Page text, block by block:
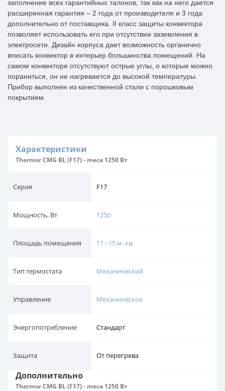
заполнение всех гарантийных талонов, так как на него дается
расширенная гарантия – 2 года от производителя и 3 года
дополнительно от поставщика. II класс защиты конвектора
позволяет использовать его при отсутствии заземления в
электросети. Дизайн корпуса дает возможность органично
вписать конвектор в интерьер большинства помещений. На
самом конвекторе отсутствуют острые углы, о которые можно
пораниться, он не нагревается до высокой температуры.
Прибор выполнен из качественной стали с порошковым
покрытием.
Характеристики
Thermor CMG BL (F17) - meca 1250 Вт
Серия F17
Мощность, Вт 1250
Площадь помещения 11 - 15 м. кв.
Тип термостата Механический
Управление Механическое
Энергопотребление Стандарт
Защита От перегрева
Дополнительно
Thermor CMG BL (F17) - meca 1250 Вт